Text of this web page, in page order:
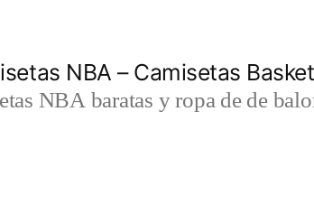
NBA – Camisetas Basket
NBA baratas y ropa de de